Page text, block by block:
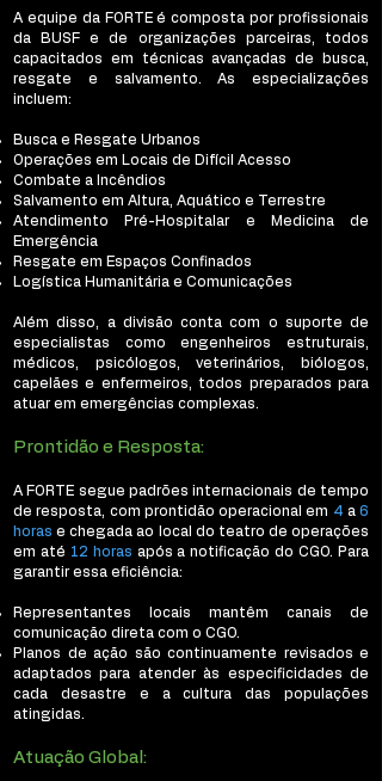
A equipe da FORTE é composta por profissionais
da BUSF e de organizações parceiras, todos
capacitados em técnicas avançadas de busca,
resgate e salvamento. As especializações
incluem:
Busca e Resgate Urbanos
Operações em Locais de Difícil Acesso
Combate a Incêndios
Salvamento em Altura, Aquático e Terrestre
Atendimento Pré-Hospitalar e Medicina de
Emergência
Resgate em Espaços Confinados
Logística Humanitária e Comunicações
Além disso, a divisão conta com o suporte de
especialistas como engenheiros estruturais,
médicos, psicólogos, veterinários, biólogos,
capelães e enfermeiros, todos preparados para
atuar em emergências complexas.
Prontidão e Resposta:
A FORTE segue padrões internacionais de tempo
de resposta, com prontidão operacional em 4 a 6
horase chegada ao local do teatro de operações
em até 12 horas após a notificação do CGO. Para
garantir essa eficiência:
Representantes locais mantêm canais de
comunicação direta com o CGO.
Planos de ação são continuamente revisados e
adaptados para atender às especificidades de
cada desastre e a cultura das populações
atingidas.
Atuação Global: